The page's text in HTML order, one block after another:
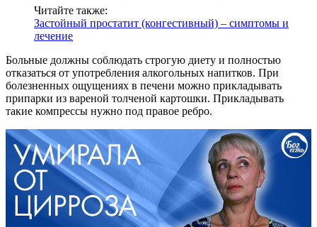
Читайте также:
Застойный простатит (конгестивный) – симптомы и
лечение
Больные должны соблюдать строгую диету и полностью
отказаться от употребления алкогольных напитков. При
болезненных ощущениях в печени можно прикладывать
припарки из вареной толченой картошки. Прикладывать
такие компрессы нужно под правое ребро.